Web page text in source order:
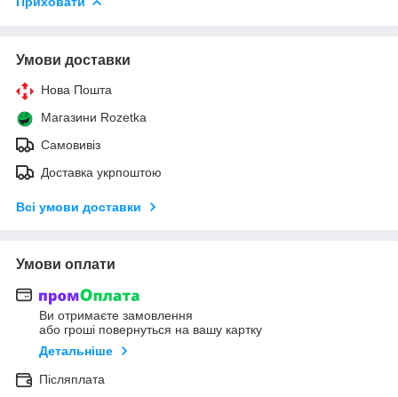
Умови доставки
Нова Пошта
Магазини Rozetka
Самовивіз
Доставка укрпоштою
Всі умови доставки
Умови оплати
Ви отримаєте замовлення
або гроші повернуться на вашу картку
Детальніше
Післяплата